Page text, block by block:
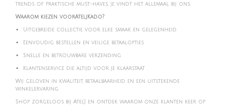
trends of praktische must-haves, je vindt het allemaal bij ons.
Waarom kiezen voorAteljKado?
Uitgebreide collectie voor elke smaak en gelegenheid
Eenvoudig bestellen en veilige betaalopties
Snelle en betrouwbare verzending
Klantenservice die altijd voor je klaarstaat
Wij geloven in kwaliteit, betaalbaarheid en een uitstekende
winkelervaring.
Shop zorgeloos bij Atel'J en ontdek waarom onze klanten keer op